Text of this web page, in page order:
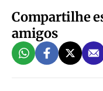
Compartilhe
amigos